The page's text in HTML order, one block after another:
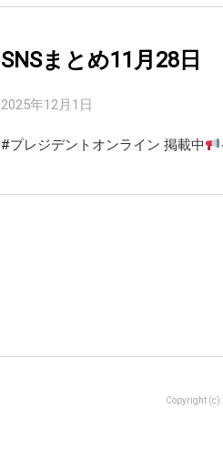
SNSまとめ11月28日
2025年12月1日
#プレジデントオンライン 掲載中
Copyright (c)